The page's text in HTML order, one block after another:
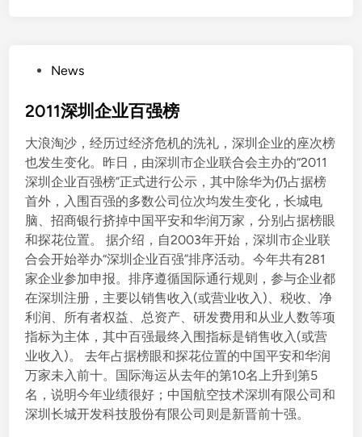
s
e
d
i
n
News
2011深圳企业百强榜
大浪淘沙，经历过经济危机的洗礼，深圳企业的座次榜
也发生变化。昨日，由深圳市企业联合会主办的“2011
深圳企业百强榜”正式进行公示，其中除华为仍占据榜
首外，入围百强的多数公司位次均发生变化，长城电
脑、招商银行挤掉中国平安和华润万家，分别占据榜眼
和探花位置。 据介绍，自2003年开始，深圳市企业联
合会开始举办“深圳企业百强”排序活动。今年共有281
家企业参加申报。排序遵循国际通行规则，参与企业都
在深圳注册，主要以销售收入(或营业收入)、税收、净
利润、所有者权益、总资产、研发费用和从业人数等项
指标为主体，其中百强最终入围指标是销售收入(或营
业收入)。 去年占据榜眼和探花位置的中国平安和华润
万家未入前十。国际海运从去年的第10名上升到第5
名，说明今年业绩很好；中国航空技术深圳有限公司和
深圳长城开发科技股份有限公司则是新晋前十强。